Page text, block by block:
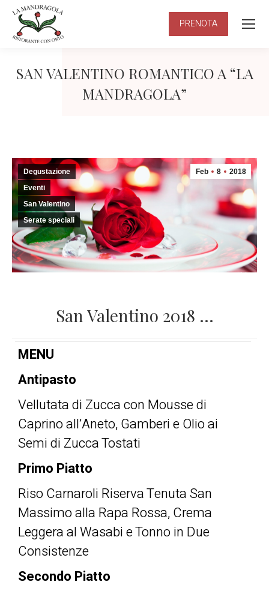
PRENOTA
SAN VALENTINO ROMANTICO A “LA
MANDRAGOLA”
Feb 8 2018
Degustazione
Eventi
San Valentino
Serate speciali
San Valentino 2018 …
MENU
Antipasto
Vellutata di Zucca con Mousse di
Caprino all’Aneto, Gamberi e Olio ai
Semi di Zucca Tostati
Primo Piatto
Riso Carnaroli Riserva Tenuta San
Massimo alla Rapa Rossa, Crema
Leggera al Wasabi e Tonno in Due
Consistenze
Secondo Piatto